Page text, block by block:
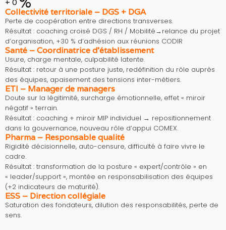
+ 0
Collectivité territoriale – DGS + DGA
Perte de coopération entre directions transverses.
Résultat : coaching croisé DGS / RH / Mobilité→relance du projet
d’organisation, +30 % d’adhésion aux réunions CODIR
Santé – Coordinatrice d’établissement
Usure, charge mentale, culpabilité latente.
Résultat : retour à une posture juste, redéfinition du rôle auprès
des équipes, apaisement des tensions inter-métiers.
ETI – Manager de managers
Doute sur la légitimité, surcharge émotionnelle, effet « miroir
négatif » terrain.
Résultat : coaching + miroir MIP individuel → repositionnement
dans la gouvernance, nouveau rôle d’appui COMEX.
Pharma – Responsable qualité
Rigidité décisionnelle, auto-censure, difficulté à faire vivre le
cadre.
Résultat : transformation de la posture « expert/contrôle » en
« leader/support », montée en responsabilisation des équipes
(+2 indicateurs de maturité).
ESS – Direction collégiale
Saturation des fondateurs, dilution des responsabilités, perte de
sens.